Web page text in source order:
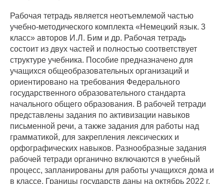
Рабочая тетрадь является неотъемлемой частью
учебно-методического комплекта «Немецкий язык. 3
класс» авторов И.Л. Бим и др. Рабочая тетрадь
состоит из двух частей и полностью соответствует
структуре учебника. Пособие предназначено для
учащихся общеобразовательных организаций и
ориентировано на требования Федерального
государственного образовательного стандарта
начального общего образования. В рабочей тетради
представлены задания по активизации навыков
письменной речи, а также задания для работы над
грамматикой, для закрепления лексических и
орфографических навыков. Разнообразные задания
рабочей тетради органично включаются в учебный
процесс, запланированы для работы учащихся дома и
в классе. Границы государств даны на октябрь 2022 г.